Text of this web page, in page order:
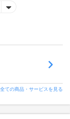
全ての商品・サービスを見る